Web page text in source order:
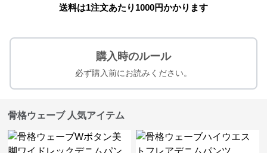
送料は1注文あたり 1000円かかります
購入時のルール
必ず購入前にお読みください。
骨格ウェーブ 人気アイテム